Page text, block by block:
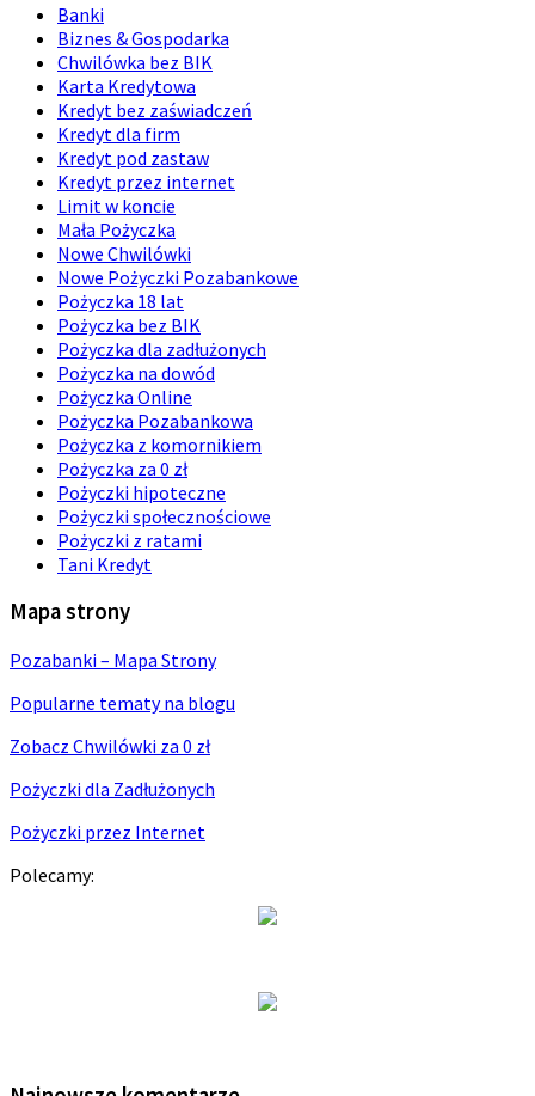
Banki
Biznes & Gospodarka
Chwilówka bez BIK
Karta Kredytowa
Kredyt bez zaświadczeń
Kredyt dla firm
Kredyt pod zastaw
Kredyt przez internet
Limit w koncie
Mała Pożyczka
Nowe Chwilówki
Nowe Pożyczki Pozabankowe
Pożyczka 18 lat
Pożyczka bez BIK
Pożyczka dla zadłużonych
Pożyczka na dowód
Pożyczka Online
Pożyczka Pozabankowa
Pożyczka z komornikiem
Pożyczka za 0 zł
Pożyczki hipoteczne
Pożyczki społecznościowe
Pożyczki z ratami
Tani Kredyt
Mapa strony
Pozabanki – Mapa Strony
Popularne tematy na blogu
Zobacz Chwilówki za 0 zł
Pożyczki dla Zadłużonych
Pożyczki przez Internet
Polecamy: